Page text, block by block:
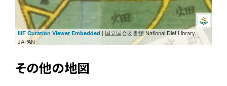
IIIF Curation Viewer Embedded | 国立国会図書館 National Diet Library,
JAPAN
その他の地図